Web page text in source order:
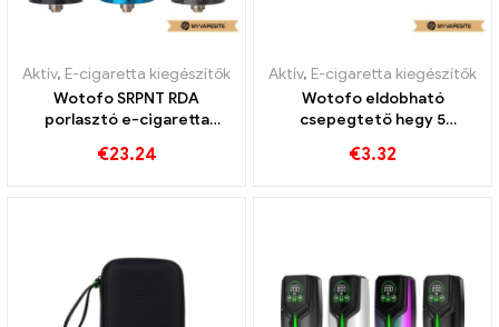
Aktív, E-cigaretta kiegészítők
Wotofo SRPNT RDA
porlasztó e-cigaretta
€23.24
Aktív, E-cigaretta kiegészítők
Wotofo eldobható
csepegtető hegy 5
nagykereskedés丨Egyedi
€3.32